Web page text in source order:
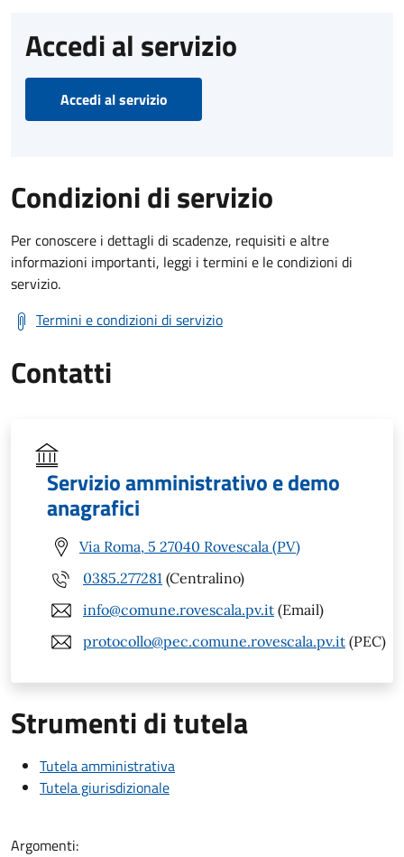
Accedi al servizio
Accedi al servizio
Condizioni di servizio
Per conoscere i dettagli di scadenze, requisiti e altre
informazioni importanti, leggi i termini e le condizioni di
servizio.
Termini e condizioni di servizio
Contatti
Servizio amministrativo e demo
anagrafici
Via Roma, 5 27040 Rovescala (PV)
0385.277281 (Centralino)
info@comune.rovescala.pv.it (Email)
protocollo@pec.comune.rovescala.pv.it (PEC)
Strumenti di tutela
Tutela amministrativa
Tutela giurisdizionale
Argomenti: